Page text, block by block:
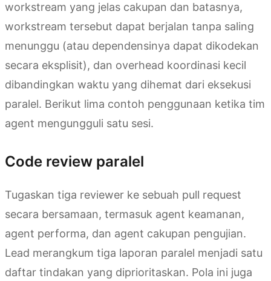
workstream yang jelas cakupan dan batasnya,
workstream tersebut dapat berjalan tanpa saling
menunggu (atau dependensinya dapat dikodekan
secara eksplisit), dan overhead koordinasi kecil
dibandingkan waktu yang dihemat dari eksekusi
paralel. Berikut lima contoh penggunaan ketika tim
agent mengungguli satu sesi.
Code review paralel
Tugaskan tiga reviewer ke sebuah pull request
secara bersamaan, termasuk agent keamanan,
agent performa, dan agent cakupan pengujian.
Lead merangkum tiga laporan paralel menjadi satu
daftar tindakan yang diprioritaskan. Pola ini juga